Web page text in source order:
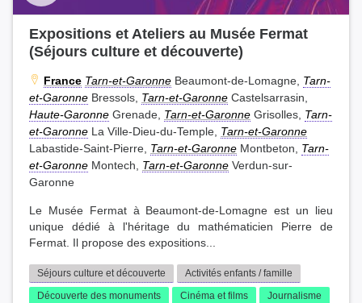
Expositions et Ateliers au Musée Fermat
(Séjours culture et découverte)
France Tarn-et-Garonne Beaumont-de-Lomagne, Tarn-
et-Garonne Bressols, Tarn-et-Garonne Castelsarrasin,
Haute-Garonne Grenade, Tarn-et-Garonne Grisolles, Tarn-
et-Garonne La Ville-Dieu-du-Temple, Tarn-et-Garonne
Labastide-Saint-Pierre, Tarn-et-Garonne Montbeton, Tarn-
et-Garonne Montech, Tarn-et-Garonne Verdun-sur-
Garonne
Le Musée Fermat à Beaumont-de-Lomagne est un lieu
unique dédié à l'héritage du mathématicien Pierre de
Fermat. Il propose des expositions...
Séjours culture et découverte
Activités enfants / famille
Découverte des monuments
Cinéma et films Journalisme